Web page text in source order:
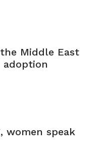
Middle East
women speak